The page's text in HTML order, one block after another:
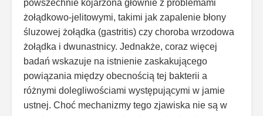
powszechnie kojarzona głównie z problemami
żołądkowo-jelitowymi, takimi jak zapalenie błony
śluzowej żołądka (gastritis) czy choroba wrzodowa
żołądka i dwunastnicy. Jednakże, coraz więcej
badań wskazuje na istnienie zaskakującego
powiązania między obecnością tej bakterii a
różnymi dolegliwościami występującymi w jamie
ustnej. Choć mechanizmy tego zjawiska nie są w